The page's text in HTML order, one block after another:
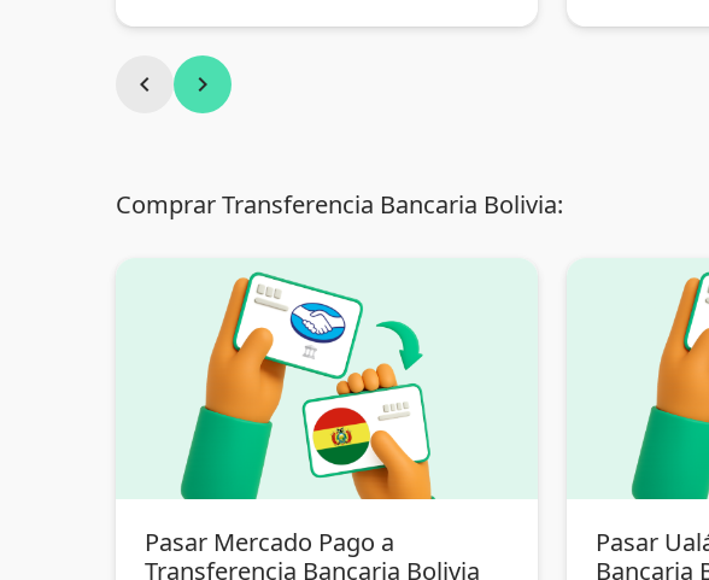
chevron_left chevron_right
Comprar Transferencia Bancaria Bolivia:
Pasar Mercado Pago a
Transferencia Bancaria Bolivia
Pasar
Bancaria